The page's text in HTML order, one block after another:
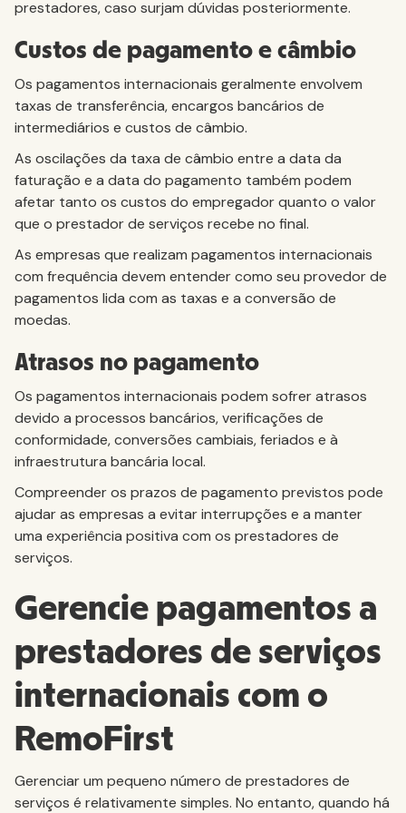
prestadores, caso surjam dúvidas posteriormente.
Custos de pagamento e câmbio
Os pagamentos internacionais geralmente envolvem
taxas de transferência, encargos bancários de
intermediários e custos de câmbio.
As oscilações da taxa de câmbio entre a data da
faturação e a data do pagamento também podem
afetar tanto os custos do empregador quanto o valor
que o prestador de serviços recebe no final.
As empresas que realizam pagamentos internacionais
com frequência devem entender como seu provedor de
pagamentos lida com as taxas e a conversão de
moedas.
Atrasos no pagamento
Os pagamentos internacionais podem sofrer atrasos
devido a processos bancários, verificações de
conformidade, conversões cambiais, feriados e à
infraestrutura bancária local.
Compreender os prazos de pagamento previstos pode
ajudar as empresas a evitar interrupções e a manter
uma experiência positiva com os prestadores de
serviços.
Gerencie pagamentos a
prestadores de serviços
internacionais com o
RemoFirst
Gerenciar um pequeno número de prestadores de
serviços é relativamente simples. No entanto, quando há